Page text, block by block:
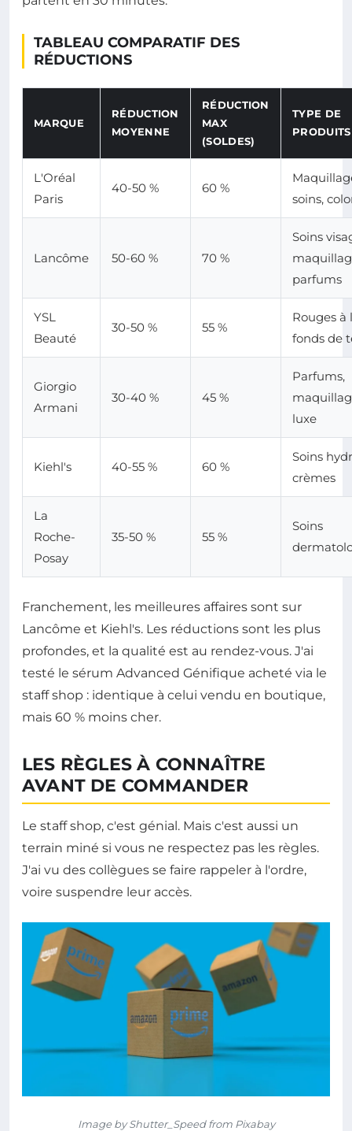
TABLEAU COMPARATIF DES
RÉDUCTIONS
MARQUE
RÉDUCTION
MOYENNE
RÉDUCTION
MAX
(SOLDES)
TYPE DE
PRODUITS
L'Oréal
Paris
40-50 % 60 %
soins,
Lancôme 50-60 % 70 %
Soins
parfums
YSL
Beauté
30-50 % 55 %
Rouges à
fonds de
Giorgio
Armani
30-40 % 45 %
Parfums,
luxe
Kiehl's 40-55 % 60 %
Soins
crèmes
La
Roche-
Posay
35-50 % 55 %
Soins
Franchement, les meilleures affaires sont sur
Lancôme et Kiehl's. Les réductions sont les plus
profondes, et la qualité est au rendez-vous. J'ai
testé le sérum Advanced Génifique acheté via le
staff shop : identique à celui vendu en boutique,
mais 60 % moins cher.
LES RÈGLES À CONNAÎTRE
AVANT DE COMMANDER
Le staff shop, c'est génial. Mais c'est aussi un
terrain miné si vous ne respectez pas les règles.
J'ai vu des collègues se faire rappeler à l'ordre,
voire suspendre leur accès.
Image by Shutter_Speed from Pixabay